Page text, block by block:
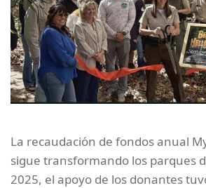
La recaudación de fondos anual
sigue transformando los parques
2025, el apoyo de los donantes